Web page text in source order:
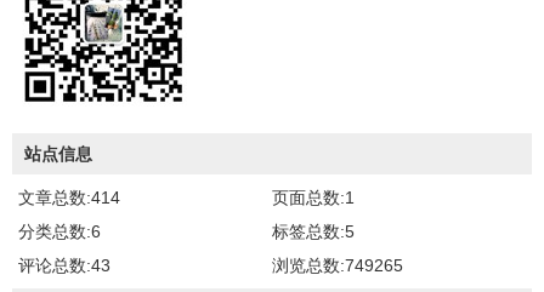
站点信息
文章总数:414
页面总数:1
分类总数:6
标签总数:5
评论总数:43
浏览总数:749265